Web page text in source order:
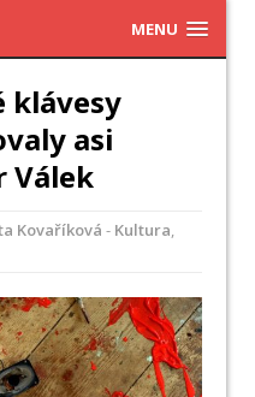
MENU
klávesy
asi
Válek
Kovaříková - Kultura,